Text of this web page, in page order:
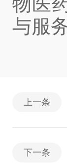
与服务
上一条
下一条